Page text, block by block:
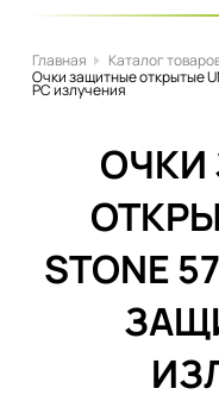
Главная Каталог
Очки защитные открытые
PC излучения
STONE